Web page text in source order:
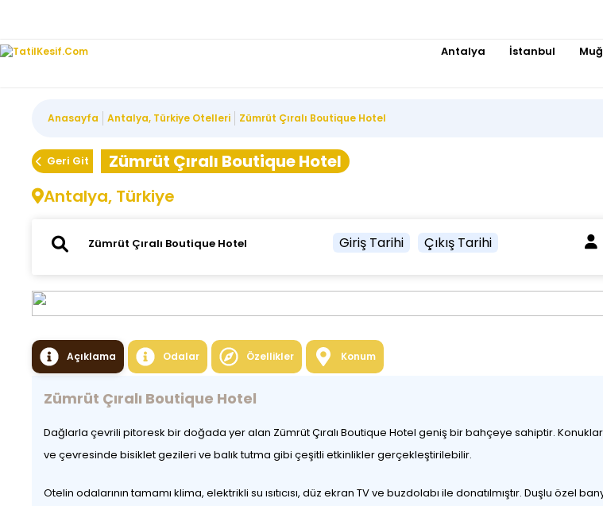
Antalya İstanbul
Anasayfa Antalya, Türkiye Otelleri Zümrüt Çıralı Boutique Hotel
Geri Git
Zümrüt Çıralı Boutique Hotel
Antalya, Türkiye
Giriş Tarihi Çıkış Tarihi
Açıklama Odalar Özellikler Konum
Zümrüt Çıralı Boutique Hotel
Dağlarla çevrili pitoresk bir doğada yer alan Zümrüt Çıralı Boutique Hotel geniş bir bahçeye sahiptir.
ve çevresinde bisiklet gezileri ve balık tutma gibi çeşitli etkinlikler gerçekleştirilebilir.
Otelin odalarının tamamı klima, elektrikli su ısıtıcısı, düz ekran TV ve buzdolabı ile donatılmıştır. Duşlu